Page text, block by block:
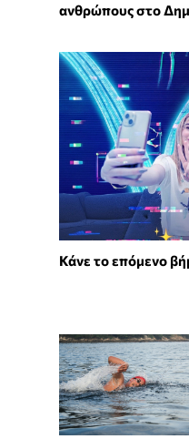
ανθρώπους στο
Κάνε το επόμενο